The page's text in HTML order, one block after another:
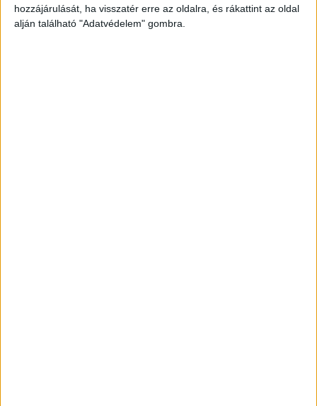
hozzájárulását, ha visszatér erre az oldalra, és rákattint az oldal
alján található "Adatvédelem" gombra.